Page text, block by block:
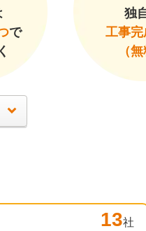
で
独
工事
（無
13社